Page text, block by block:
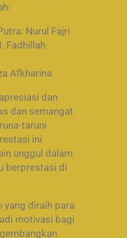
Nurul Fajri
Fadhillah
Afkharina
dan
dan semangat
taruni
ini
unggul dalam
berprestasi di
yang diraih para
motivasi bagi